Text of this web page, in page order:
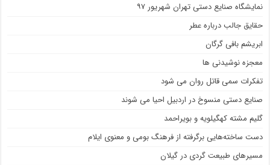
نمایشگاه صنایع دستی تهران شهریور ۹۷
حقایق جالب درباره عطر
ابریشم بافی گرگان
معجزه نوشیدنی ها
تفکرات سمی قاتل روان می شود
صنایع دستی منسوخ در اردبیل احیا می شوند
گلیم مشته کهگیلویه و بویراحمد
دست ساخته‌هایی برگرفته از فرهنگ بومی و معنوی ایلام
مسیرهای طبیعت گردی در گیلان